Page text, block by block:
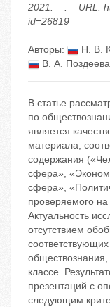
2021. – . – URL:
id=26819
Авторы: Н. В.
В. А. Поздеева
В статье
по
является
материала,
содержания
сфера»,
сфера»,
проверяемого
Актуальность
отсутствием
классе.
презентаций с
следующим